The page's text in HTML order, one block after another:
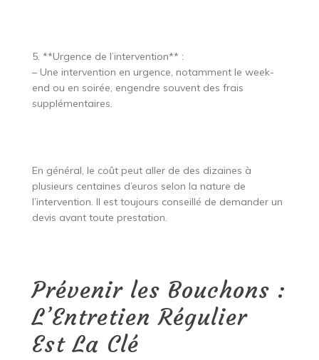
5. **Urgence de l’intervention** :
– Une intervention en urgence, notamment le week-
end ou en soirée, engendre souvent des frais
supplémentaires.
En général, le coût peut aller de des dizaines à
plusieurs centaines d’euros selon la nature de
l’intervention. Il est toujours conseillé de demander un
devis avant toute prestation.
Prévenir les Bouchons :
L’Entretien Régulier
Est La Clé